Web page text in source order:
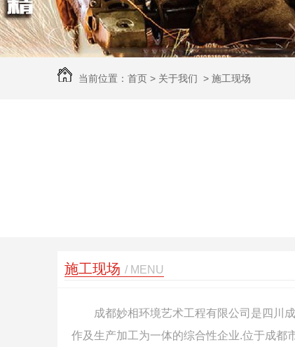
当前位置： 首页 > 关于我们 > 施工现场
施工现场 / MENU
成都妙相环境艺术工程有限公司是四川
作及生产加工为一体的综合性企业.位于成都